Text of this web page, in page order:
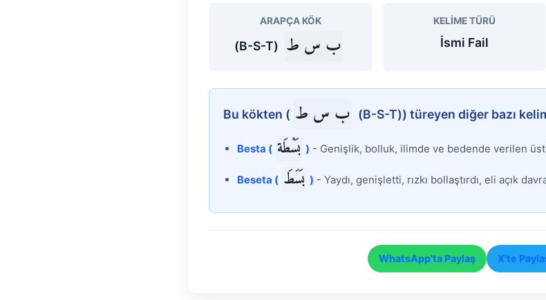
ARAPÇA KÖK
ب س ط (B-S-T)
KELIME TÜRÜ
İsmi Fail
Bu kökten ( ب س ط (B-S-T)) türeyen diğer bazı
Besta ( بَسْطَة ) - Genişlik, bolluk, ilimde ve bedende verilen
Beseta ( بَسَطَ ) - Yaydı, genişletti, rızkı bollaştırdı, eli açık
WhatsApp'ta Paylaş X'te